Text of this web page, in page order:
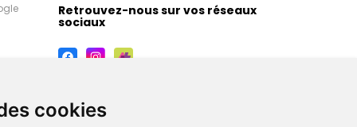
cookies
Retrouvez-nous sur vos réseaux
sociaux